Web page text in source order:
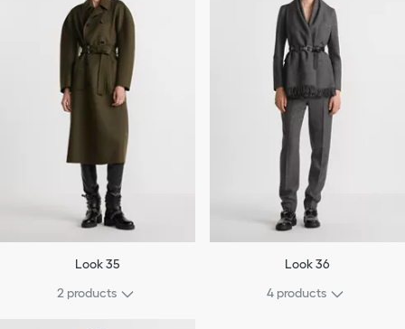
Look 35
2 products
Look 36
4 products